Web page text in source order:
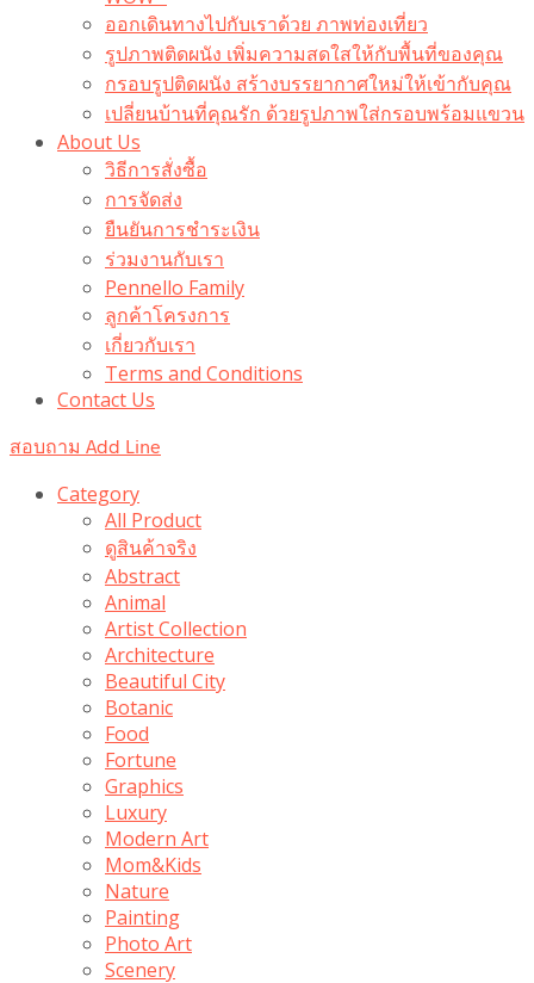
ออกเดินทางไปกับเราด้วย ภาพท่องเที่ยว
รูปภาพติดผนัง เพิ่มความสดใสให้กับพื้นที่ของคุณ
กรอบรูปติดผนัง สร้างบรรยากาศใหม่ให้เข้ากับคุณ
เปลี่ยนบ้านที่คุณรัก ด้วยรูปภาพใส่กรอบพร้อมแขวน​
About Us
วิธีการสั่งซื้อ
การจัดส่ง
ยืนยันการชำระเงิน
ร่วมงานกับเรา
Pennello Family
ลูกค้าโครงการ
เกี่ยวกับเรา
Terms and Conditions
Contact Us
สอบถาม Add Line
Category
All Product
ดูสินค้าจริง
Abstract
Animal
Artist Collection
Architecture
Beautiful City
Botanic
Food
Fortune
Graphics
Luxury
Modern Art
Mom&Kids
Nature
Painting
Photo Art
Scenery